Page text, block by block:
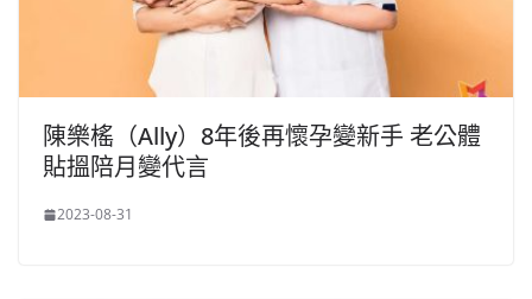
陳樂榣（Ally）8年後再懷孕變新手 老公體
貼搵陪月變代言
2023-08-31